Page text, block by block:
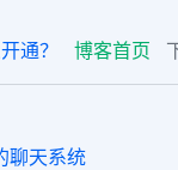
通？ 博客首页
聊天系统